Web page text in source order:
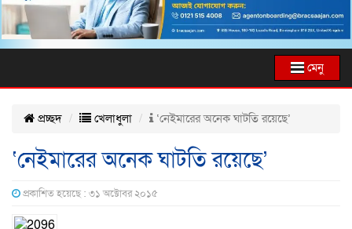
মেনু
প্রচ্ছদ খেলাধুলা ‘নেইমারের অনেক ঘাটতি রয়েছে’
‘নেইমারের অনেক ঘাটতি রয়েছে’
প্রকাশিত হয়েছে : ৩১ অক্টোবর ২০১৫